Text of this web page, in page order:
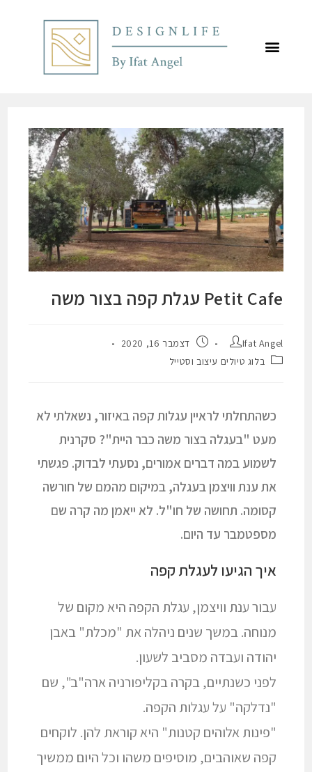
Petit Cafe עגלת קפה בצור משה
Ifat Angel
דצמבר 16, 2020
בלוג טיולים עיצוב וסטייל
כשהתחלתי לראיין עגלות קפה באיזור, נשאלתי לא
מעט "בעגלה בצור משה כבר היית"? סקרנית
לשמוע במה דברים אמורים, נסעתי לבדוק. פגשתי
את ענת וויצמן בעגלה, במיקום מהמם של חורשה
קסומה. תחושה של חו"ל. לא ייאמן מה קרה שם
מספטמבר עד היום.
איך הגיעו לעגלת קפה
עבור ענת וויצמן, עגלת הקפה היא מקום של
מנוחה. במשך שנים ניהלה את "מכלת" באבן
יהודה ועבדה מסביב לשעון.
לפני כשנתיים, בקרה בקליפורניה ארה"ב", שם
"נדלקה" על עגלות הקפה.
"פינות אלוהים קטנות" היא קוראת להן. לוקחים
קפה שאוהבים, מוסיפים משהו וכל היום ממשיך